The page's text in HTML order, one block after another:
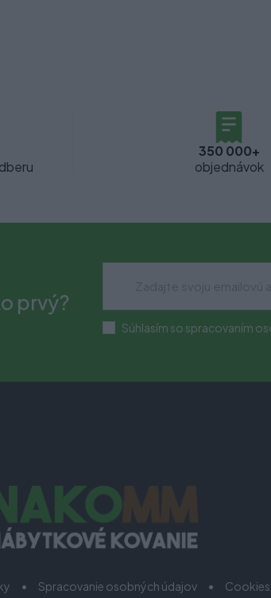
350 000+
objednávok
prvý?
Súhlasím so spracovaním
Spracovanie osobných údajov
Cookies